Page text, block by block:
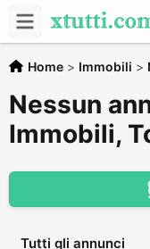
Home > Immobili >
Nessun
Immobili,
Tutti gli annunci